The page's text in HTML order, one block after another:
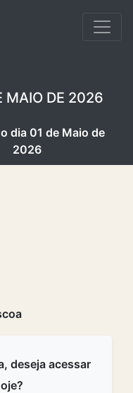
MAIO DE 2026
dia 01 de Maio de
2026
deseja acessar